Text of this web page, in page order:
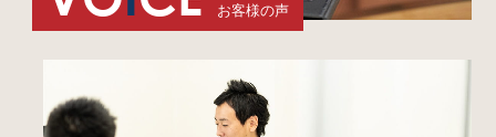
お客様の声